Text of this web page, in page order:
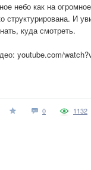
небо как на
структурирована. И
куда смотреть.
youtube.com/
0 1132